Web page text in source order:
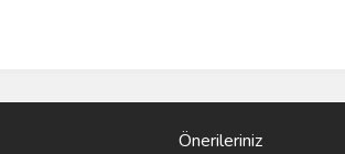
Önerileriniz